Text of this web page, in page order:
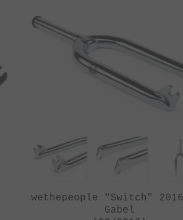
wethepeople "Switch" 2016
Gabel